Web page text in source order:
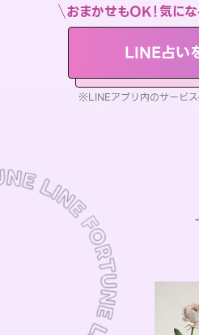
おまかせもOK！気に
LINE占い
※LINEアプリ内のサービ